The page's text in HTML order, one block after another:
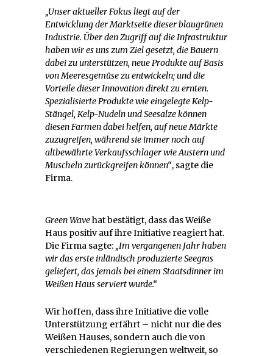
„Unser aktueller Fokus liegt auf der
Entwicklung der Marktseite dieser blaugrünen
Industrie. Über den Zugriff auf die Infrastruktur
haben wir es uns zum Ziel gesetzt, die Bauern
dabei zu unterstützen, neue Produkte auf Basis
von Meeresgemüse zu entwickeln; und die
Vorteile dieser Innovation direkt zu ernten.
Spezialisierte Produkte wie eingelegte Kelp-
Stängel, Kelp-Nudeln und Seesalze können
diesen Farmen dabei helfen, auf neue Märkte
zuzugreifen, während sie immer noch auf
altbewährte Verkaufsschlager wie Austern und
Muscheln zurückgreifen können“, sagte die
Firma.
Green Wavehat bestätigt, dass das Weiße
Haus positiv auf ihre Initiative reagiert hat.
Die Firma sagte:„Im vergangenen Jahr haben
wir das erste inländisch produzierte Seegras
geliefert, das jemals bei einem Staatsdinner im
Weißen Haus serviert wurde.“
Wir hoffen, dass ihre Initiative die volle
Unterstützung erfährt – nicht nur die des
Weißen Hauses, sondern auch die von
verschiedenen Regierungen weltweit, so